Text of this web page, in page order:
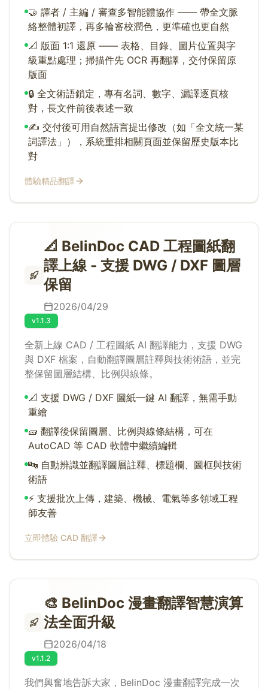
🤝 譯者 / 主編 / 審查多智能體協作 —— 帶全文脈
絡整體初譯，再多輪審校潤色，更準確也更自然
📐 版面 1:1 還原 —— 表格、目錄、圖片位置與字
級重點處理；掃描件先 OCR 再翻譯，交付保留原
版面
🔒 全文術語鎖定，專有名詞、數字、漏譯逐頁核
對，長文件前後表述一致
✍️ 交付後可用自然語言提出修改（如「全文統一某
詞譯法」），系統重排相關頁面並保留歷史版本比
對
體驗精品翻譯
📐 BelinDoc CAD 工程圖紙翻
譯上線 - 支援 DWG / DXF 圖層
保留
2026/04/29
v1.1.3
全新上線 CAD / 工程圖紙 AI 翻譯能力，支援 DWG
與 DXF 檔案，自動翻譯圖層註釋與技術術語，並完
整保留圖層結構、比例與線條。
📐 支援 DWG / DXF 圖紙一鍵 AI 翻譯，無需手動
重繪
🧱 翻譯後保留圖層、比例與線條結構，可在
AutoCAD 等 CAD 軟體中繼續編輯
🔤 自動辨識並翻譯圖層註釋、標題欄、圖框與技術
術語
⚡ 支援批次上傳，建築、機械、電氣等多領域工程
師友善
立即體驗 CAD 翻譯
🎨 BelinDoc 漫畫翻譯智慧演算
法全面升級
2026/04/18
v1.1.2
我們興奮地告訴大家，BelinDoc 漫畫翻譯完成一次